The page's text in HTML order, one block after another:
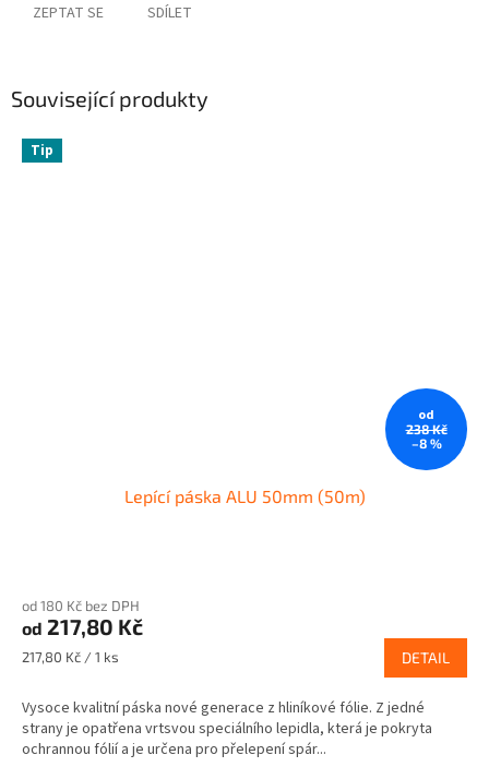
ZEPTAT SE SDÍLET
Související produkty
Tip
od
238 Kč
–8 %
Lepící páska ALU 50mm (50m)
od 180 Kč bez DPH
od 217,80 Kč
Měrná
217,80 Kč / 1 ks DETAIL
Vysoce kvalitní páska nové generace z hliníkové fólie. Z jedné
strany je opatřena vrtsvou speciálního lepidla, která je pokryta
ochrannou fólií a je určena pro přelepení spár...